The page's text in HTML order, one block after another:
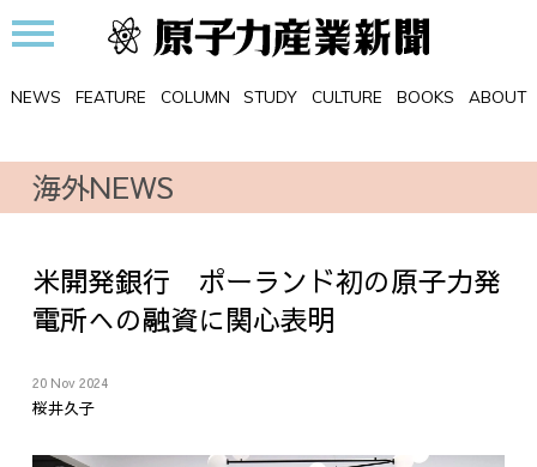
NEWS FEATURE COLUMN STUDY CULTURE BOOKS ABOUT
海外NEWS
米開発銀行 ポーランド初の原子力発
電所への融資に関心表明
20 Nov 2024
桜井久子